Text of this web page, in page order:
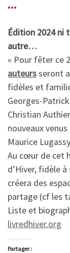
•••
Édition 2024 ni
autre…
« Pour fêter ce
auteursseront
fidèles et
Georges-
Christian
nouveaux
Maurice
Au cœur de cet
d’Hiver, fidèle
créera des
partage (cf les
Liste et
livredhiver.org
Partager :